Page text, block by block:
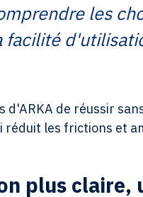
les
d'ARKA de réussir
réduit les frictions et
plus claire,